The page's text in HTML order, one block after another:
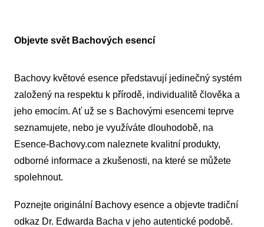
Objevte svět Bachových esencí
Bachovy květové esence představují jedinečný systém
založený na respektu k přírodě, individualitě člověka a
jeho emocím. Ať už se s Bachovými esencemi teprve
seznamujete, nebo je využíváte dlouhodobě, na
Esence-Bachovy.com naleznete kvalitní produkty,
odborné informace a zkušenosti, na které se můžete
spolehnout.
Poznejte originální Bachovy esence a objevte tradiční
odkaz Dr. Edwarda Bacha v jeho autentické podobě.